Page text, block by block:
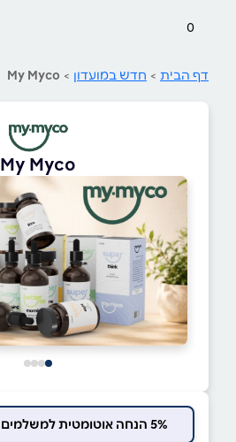
0
דף הבית > חדש במועדון >
My Myco
My Myco
5% הנחה אוטומטית למשלמים בכרטיס המועדון